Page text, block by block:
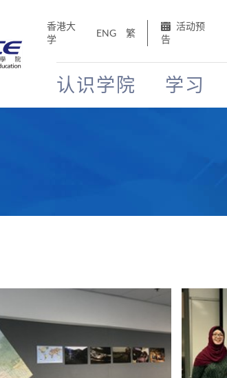
香港大
学
ENG 繁
活动预
告
认识学院 学习